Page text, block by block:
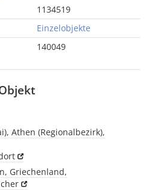
1134519
Einzelobjekte
140049
Athen (Regionalbezirk),
Griechenland,